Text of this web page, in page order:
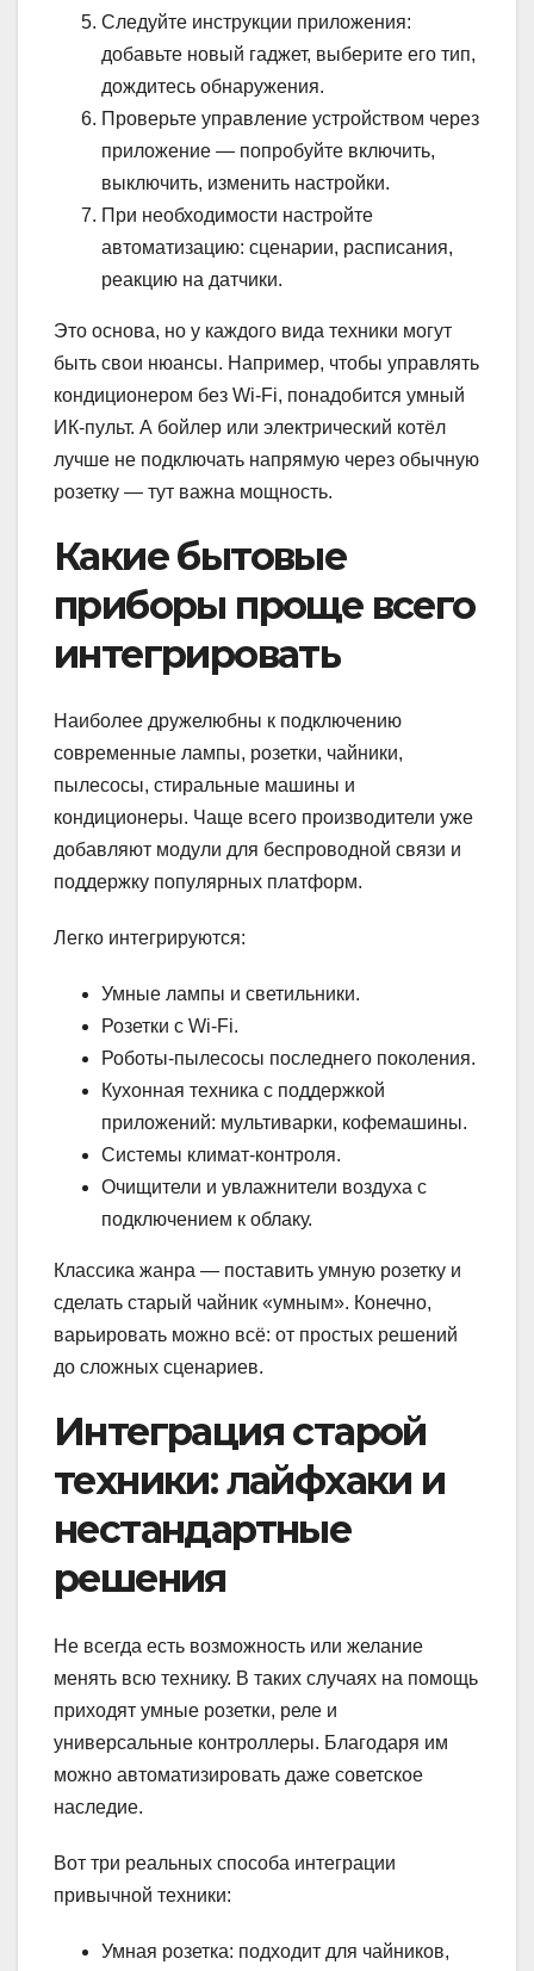
Следуйте инструкции приложения:
добавьте новый гаджет, выберите его тип,
дождитесь обнаружения.
Проверьте управление устройством через
приложение — попробуйте включить,
выключить, изменить настройки.
При необходимости настройте
автоматизацию: сценарии, расписания,
реакцию на датчики.
Это основа, но у каждого вида техники могут
быть свои нюансы. Например, чтобы управлять
кондиционером без Wi-Fi, понадобится умный
ИК-пульт. А бойлер или электрический котёл
лучше не подключать напрямую через обычную
розетку — тут важна мощность.
Какие бытовые
приборы проще всего
интегрировать
Наиболее дружелюбны к подключению
современные лампы, розетки, чайники,
пылесосы, стиральные машины и
кондиционеры. Чаще всего производители уже
добавляют модули для беспроводной связи и
поддержку популярных платформ.
Легко интегрируются:
Умные лампы и светильники.
Розетки с Wi-Fi.
Роботы-пылесосы последнего поколения.
Кухонная техника с поддержкой
приложений: мультиварки, кофемашины.
Системы климат-контроля.
Очищители и увлажнители воздуха с
подключением к облаку.
Классика жанра — поставить умную розетку и
сделать старый чайник «умным». Конечно,
варьировать можно всё: от простых решений
до сложных сценариев.
Интеграция старой
техники: лайфхаки и
нестандартные
решения
Не всегда есть возможность или желание
менять всю технику. В таких случаях на помощь
приходят умные розетки, реле и
универсальные контроллеры. Благодаря им
можно автоматизировать даже советское
наследие.
Вот три реальных способа интеграции
привычной техники:
Умная розетка: подходит для чайников,